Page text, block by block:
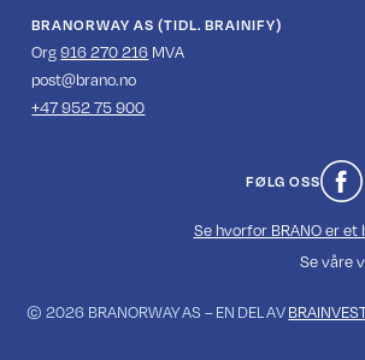
BRANORWAY AS (TIDL. BRAINIFY)
Org916 270 216 MVA
‍post@brano.no
+47 952 75 900
FØLG OSS
Se hvorfor BRANO er
Se våre
© 2026 BRANORWAY AS – EN DEL AV